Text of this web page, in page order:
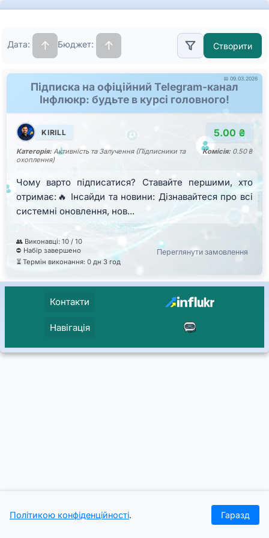
Головна Проєкти Кейси Увійти
Біржа
фрілансу:
замовлення
Дата: ↑ Бюджет: ↑ Створити
📅 09.03.2026
Підписка на офіційний Telegram-канал
Інфлюкр: будьте в курсі головного!
KIRILL 5.00 ₴
Категорія: Активність та Залучення (Підписники та
охоплення)
Комісія: 0.50 ₴
Чому варто підписатися? Ставайте першими, хто
отримає:🔥 Інсайди та новини: Дізнавайтеся про всі
системні оновлення, нов...
👥 Виконавці: 10 / 10
⛔ Набір завершено
⏳ Термін виконання: 0 дн 3 год
Переглянути замовлення
Контакти
Навігація
Політикою конфіденційності. Гаразд